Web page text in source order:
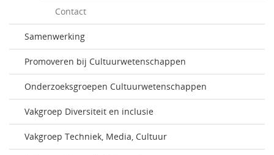
Contact
Samenwerking
Promoveren bij Cultuurwetenschappen
Onderzoeksgroepen Cultuurwetenschappen
Vakgroep Diversiteit en inclusie
Vakgroep Techniek, Media, Cultuur